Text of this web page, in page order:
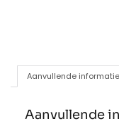
Aanvullende informatie
Aanvullende